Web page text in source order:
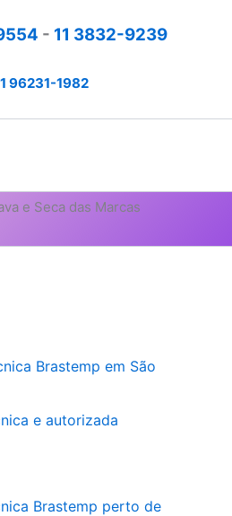
- 11 3832-9239
96231-1982
e Seca das Marcas
Brastemp em São
e autorizada
Brastemp perto de